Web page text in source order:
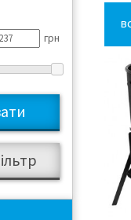
грн